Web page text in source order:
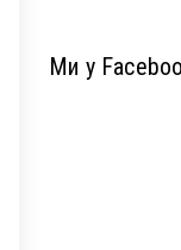
Ми у